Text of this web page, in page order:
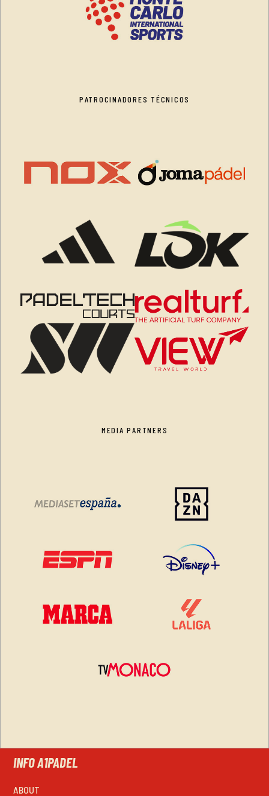
PATROCINADORES TÉCNICOS
MEDIA PARTNERS
INFO A1PADEL
ABOUT